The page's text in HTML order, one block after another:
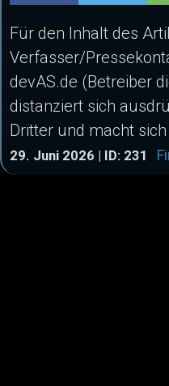
Für den Inhalt des
Verfasser/
devAS.de (Betreiber
distanziert sich
Dritter und macht
29. Juni 2026 | ID: 231